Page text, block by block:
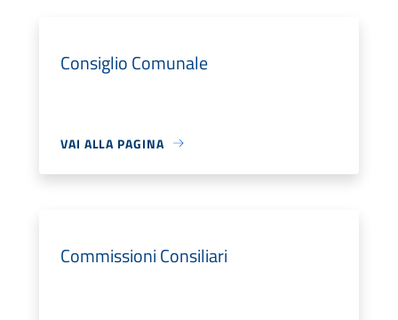
Consiglio Comunale
VAI ALLA PAGINA
Commissioni Consiliari